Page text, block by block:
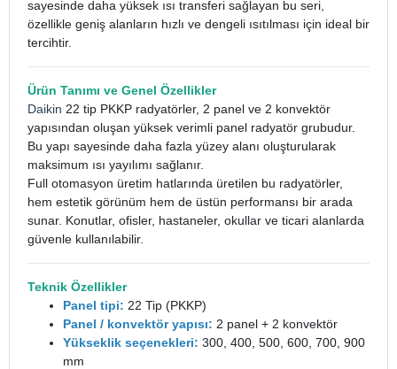
sayesinde daha yüksek ısı transferi sağlayan bu seri,
özellikle geniş alanların hızlı ve dengeli ısıtılması için ideal bir
tercihtir.
Ürün Tanımı ve Genel Özellikler
Daikin 22 tip PKKP radyatörler, 2 panel ve 2 konvektör
yapısından oluşan yüksek verimli panel radyatör grubudur.
Bu yapı sayesinde daha fazla yüzey alanı oluşturularak
maksimum ısı yayılımı sağlanır.
Full otomasyon üretim hatlarında üretilen bu radyatörler,
hem estetik görünüm hem de üstün performansı bir arada
sunar. Konutlar, ofisler, hastaneler, okullar ve ticari alanlarda
güvenle kullanılabilir.
Teknik Özellikler
Panel tipi: 22 Tip (PKKP)
Panel / konvektör yapısı: 2 panel + 2 konvektör
Yükseklik seçenekleri: 300, 400, 500, 600, 700, 900
mm